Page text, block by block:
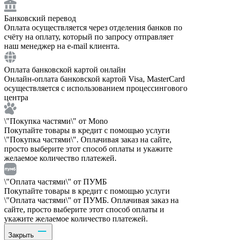
Банковский перевод
Оплата осуществляется через отделения банков по
счёту на оплату, который по запросу отправляет
наш менеджер на e-mail клиента.
Оплата банковской картой онлайн
Онлайн-оплата банковской картой Visa, MasterCard
осуществляется с использованием процессингового
центра
\"Покупка частями\" от Mono
Покупайте товары в кредит с помощью услуги
\"Покупка частями\". Оплачивая заказ на сайте,
просто выберите этот способ оплаты и укажите
желаемое количество платежей.
\"Оплата частями\" от ПУМБ
Покупайте товары в кредит с помощью услуги
\"Оплата частями\" от ПУМБ. Оплачивая заказ на
сайте, просто выберите этот способ оплаты и
укажите желаемое количество платежей.
Закрыть